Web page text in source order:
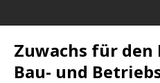
Zuwachs für den
Bau- und